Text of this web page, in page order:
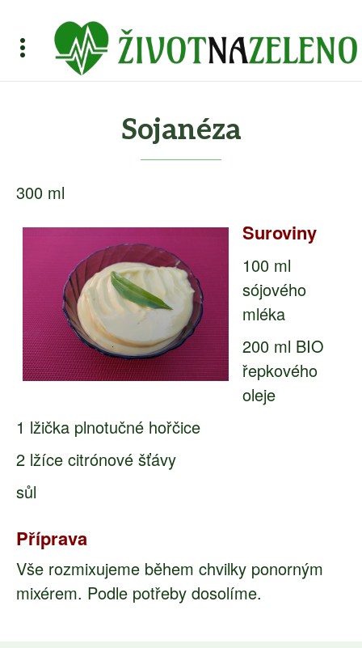
Sojanéza
300 ml
Suroviny
100 ml
sójového
mléka
200 ml BIO
řepkového
oleje
1 lžička plnotučné hořčice
2 lžíce citrónové šťávy
sůl
Příprava
Vše rozmixujeme během chvilky ponorným
mixérem. Podle potřeby dosolíme.